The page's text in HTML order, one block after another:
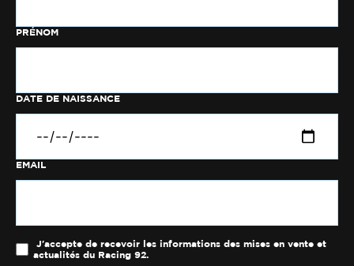
PRÉNOM
DATE DE NAISSANCE
EMAIL
J'accepte de recevoir les informations des mises en vente et
actualités du Racing 92.